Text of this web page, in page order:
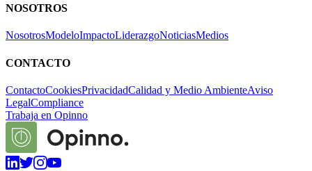
NOSOTROS
NosotrosModeloImpactoLiderazgoNoticiasMedios
CONTACTO
ContactoCookiesPrivacidadCalidad y Medio AmbienteAviso
LegalCompliance
Trabaja en Opinno